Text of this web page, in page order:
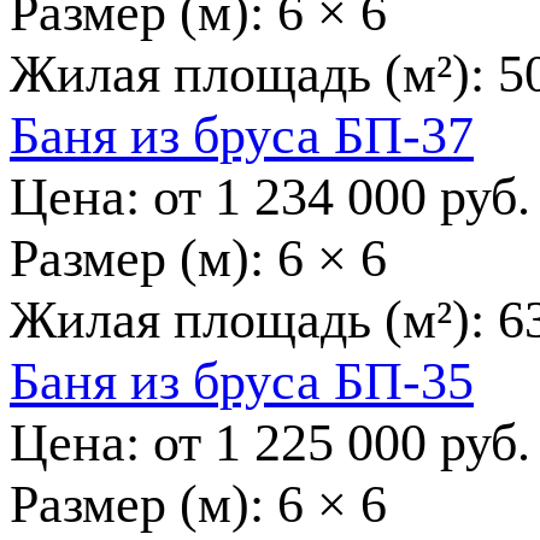
Размер (м): 6 × 6
Жилая площадь (м²):
Баня из бруса БП-37
Цена: от 1 234 000 руб.
Размер (м): 6 × 6
Жилая площадь (м²):
Баня из бруса БП-35
Цена: от 1 225 000 руб.
Размер (м): 6 × 6